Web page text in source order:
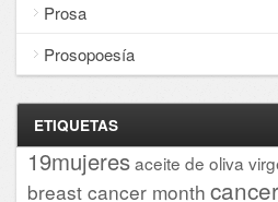
Prosa
Prosopoesía
ETIQUETAS
19mujeresaceite de oliva
breast cancer month